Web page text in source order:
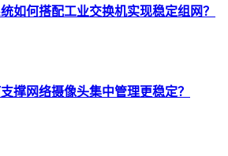
如何搭配工业交换机实现稳定组网？
撑网络摄像头集中管理更稳定？